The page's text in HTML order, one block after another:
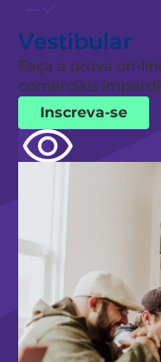
Vestibular
Faça a prova on-
comerciais
Inscreva-se